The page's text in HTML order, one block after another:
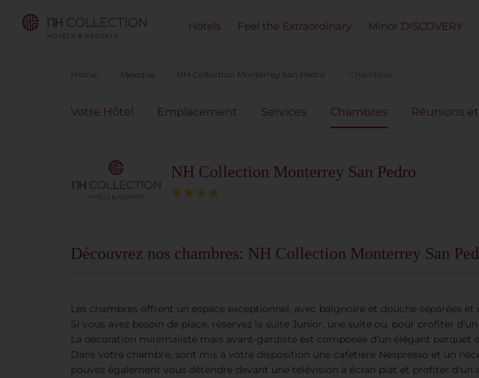
Hôtels Feel the Extraordinary Minor DISCOVERY
Home Mexique NH Collection Monterrey San Pedro Chambres
Votre Hôtel Emplacement Services Chambres Réunions
NH Collection Monterrey San Pedro
Découvrez nos chambres: NH Collection Monterrey San
Les chambres offrent un espace exceptionnel, avec baignoire et douche séparées et
Si vous avez besoin de place, réservez la suite Junior, une suite ou, pour profiter
La décoration minimaliste mais avant-gardiste est composée d'un élégant
Dans votre chambre, sont mis à votre disposition une cafetière Nespresso et un
pouvez également vous détendre devant une télévision à écran plat et profiter d'un